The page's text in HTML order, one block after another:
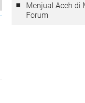
Korupsi di
Menjual Aceh di
Forum